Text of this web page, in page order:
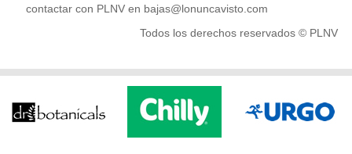
contactar con PLNV en bajas@lonuncavisto.com
Todos los derechos reservados © PLNV